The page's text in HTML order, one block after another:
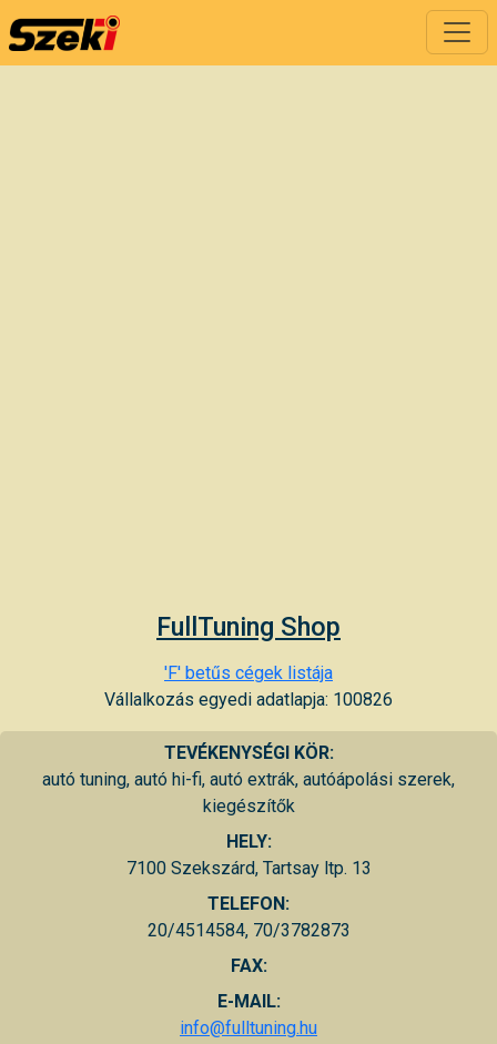
FullTuning Shop
'F' betűs cégek listája
Vállalkozás egyedi adatlapja: 100826
TEVÉKENYSÉGI KÖR:
autó tuning, autó hi-fi, autó extrák, autóápolási szerek,
kiegészítők
HELY:
7100 Szekszárd, Tartsay ltp. 13
TELEFON:
20/4514584, 70/3782873
FAX:
E-MAIL:
info@fulltuning.hu